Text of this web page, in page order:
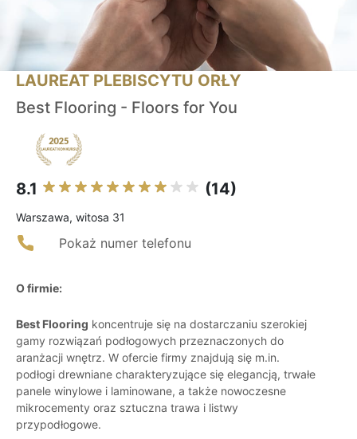
LAUREAT PLEBISCYTU ORŁY
Best Flooring - Floors for You
8.1 (14)
Warszawa, witosa 31
Pokaż numer telefonu
O firmie:
Best Flooring koncentruje się na dostarczaniu szerokiej
gamy rozwiązań podłogowych przeznaczonych do
aranżacji wnętrz. W ofercie firmy znajdują się m.in.
podłogi drewniane charakteryzujące się elegancją, trwałe
panele winylowe i laminowane, a także nowoczesne
mikrocementy oraz sztuczna trawa i listwy
przypodłogowe.